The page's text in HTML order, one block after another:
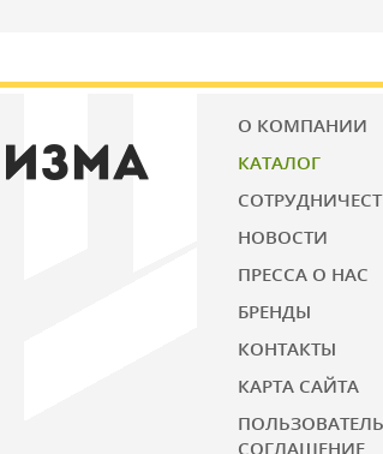
О КОМПАНИИ
КАТАЛОГ
НОВОСТИ
ПРЕССА О НАС
БРЕНДЫ
КОНТАКТЫ
КАРТА САЙТА
СОГЛАШЕНИЕ